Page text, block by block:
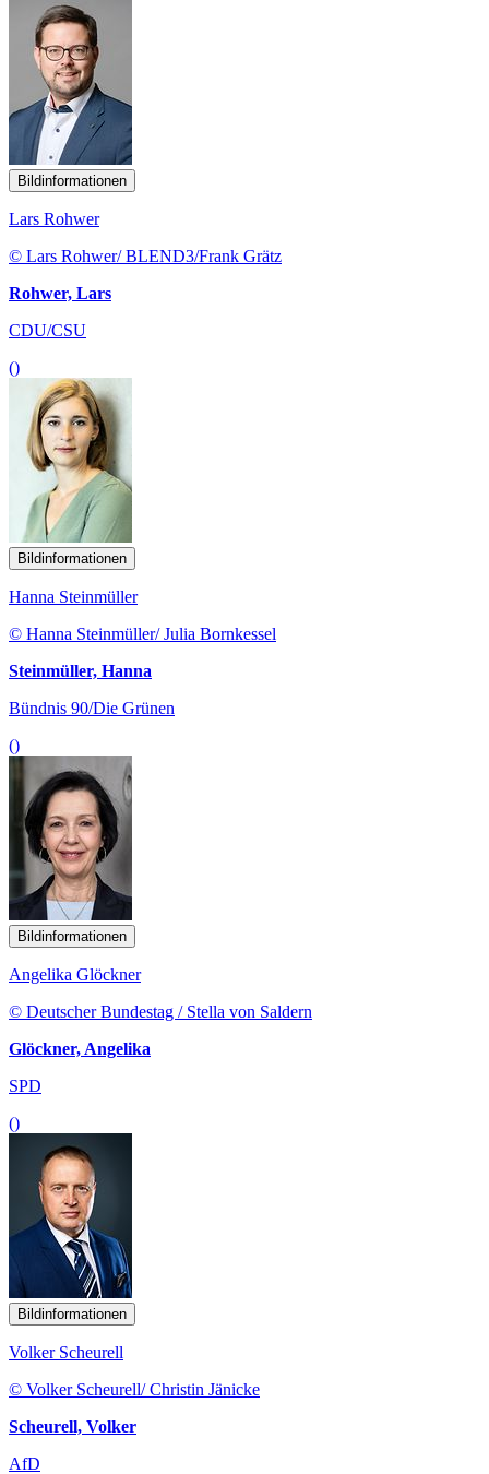
Bildinformationen
Lars Rohwer
© Lars Rohwer/ BLEND3/Frank Grätz
Rohwer, Lars
CDU/CSU
()
Bildinformationen
Hanna Steinmüller
© Hanna Steinmüller/ Julia Bornkessel
Steinmüller, Hanna
Bündnis 90/Die Grünen
()
Bildinformationen
Angelika Glöckner
© Deutscher Bundestag / Stella von Saldern
Glöckner, Angelika
SPD
()
Bildinformationen
Volker Scheurell
© Volker Scheurell/ Christin Jänicke
Scheurell, Volker
AfD